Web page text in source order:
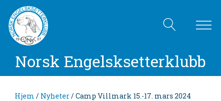
Norsk Engelsksetterklubb
Hjem / Nyheter/ Camp Villmark 15.-17. mars 2024